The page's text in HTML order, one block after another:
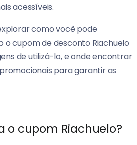
acessíveis.
como você pode
o cupom de desconto Riachuelo
de utilizá-lo, e onde encontrar
para garantir as
o cupom Riachuelo?